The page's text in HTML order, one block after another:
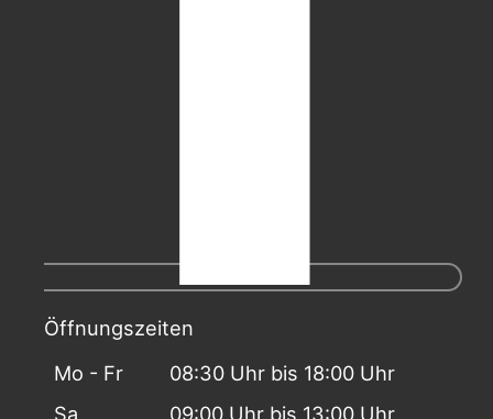
Öffnungszeiten
Mo - Fr
08:30 Uhr bis 18:00 Uhr
Sa
09:00 Uhr bis 13:00 Uhr